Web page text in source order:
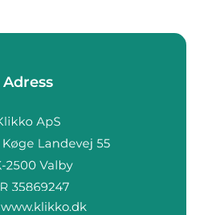
Adress
www.klikko.dk